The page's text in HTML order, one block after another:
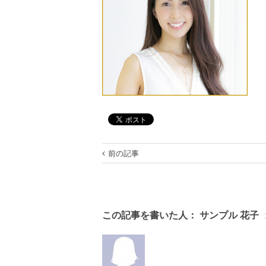
前の記事
この記事を書いた人： サンプル 花子